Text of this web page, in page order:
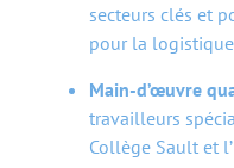
secteurs clés et
pour la logistique
Main-d’œuvre
travailleurs
Collège Sault et